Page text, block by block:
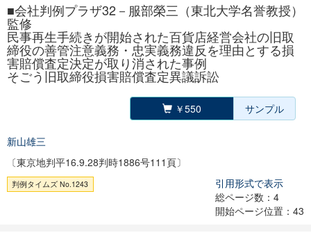
■会社判例プラザ32－服部榮三（東北大学名誉教授）
監修
民事再生手続きが開始された百貨店経営会社の旧取
締役の善管注意義務・忠実義務違反を理由とする損
害賠償査定決定が取り消された事例
そごう旧取締役損害賠償査定異議訴訟
￥550 サンプル
新山雄三
〔東京地判平16.9.28判時1886号111頁〕
判例タイムズ No.1243
引用形式で表示
総ページ数：4
開始ページ位置：43